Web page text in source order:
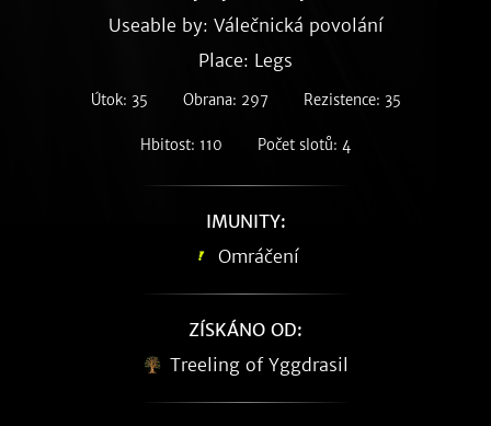
Useable by: Válečnická povolání
Place: Legs
Útok: 35 Obrana: 297 Rezistence: 35
Hbitost: 110 Počet slotů: 4
IMUNITY:
Omráčení
ZÍSKÁNO OD:
Treeling of Yggdrasil